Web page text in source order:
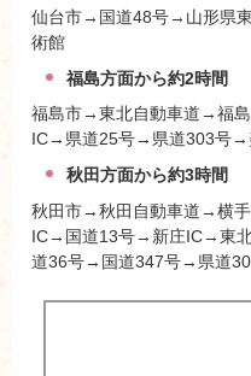
仙台市→国道48号→山形県
術館
福島方面から約2時間
福島市→東北自動車道→福
IC→県道25号→県道303号→
秋田方面から約3時間
秋田市→秋田自動車道→横
IC→国道13号→新庄IC→東
道36号→国道347号→県道